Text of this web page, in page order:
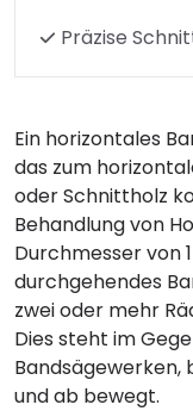
Präzise
Ein horizontales
das zum
oder Schnittholz
Behandlung von
Durchmesser von
durchgehendes
zwei oder mehr
Dies steht im
Bandsägewerken,
und ab bewegt.